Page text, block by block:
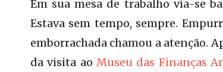
Em sua mesa de trabalho via-se
Estava sem tempo, sempre.
emborrachada chamou a atenção.
da visita aoMuseu das Finanças